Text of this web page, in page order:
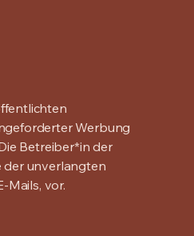
Werbung
Betreiber*in der
der unverlangten
Mails, vor.